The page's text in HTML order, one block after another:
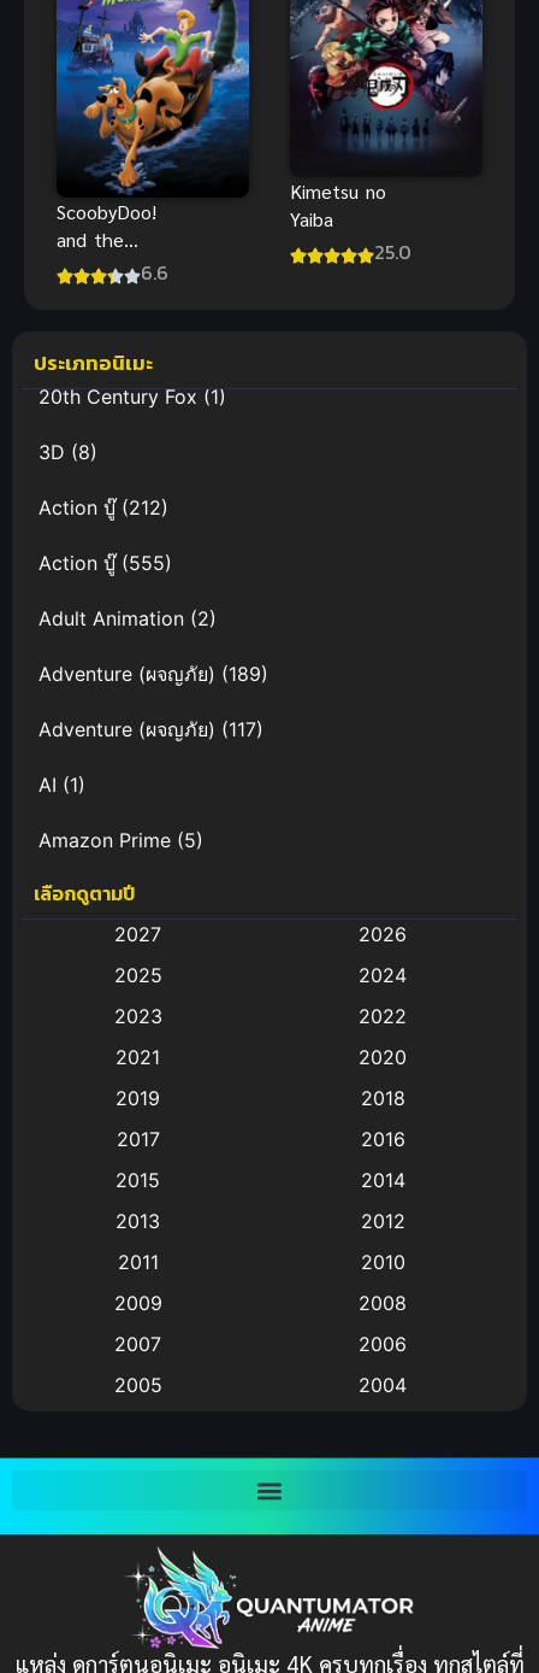
ScoobyDoo!
and the
Loch Ness
บาดาล พากย์
ไทย
6.6
Kimetsu no
Yaiba
25.0
ประเภทอนิเมะ
20th Century Fox(1)
3D (8)
Action บู๊(212)
Action บู๊(555)
Adult Animation (2)
Adventure (ผจญภัย) (189)
Adventure (ผจญภัย) (117)
AI (1)
Amazon Prime (5)
Anal (ประตูหลัง)
Animation การ์ตูน
Animation อนิเมะ
Animation แอนิเมชั่น
(9)
Big tits (นมใหญ่)
Bitch (ผู้หญิงร่าน)
Bondage (ทาส)(1)
(1)
เลือกดูตามปี
2027
2026
2025
2024
2023
2022
2021
2020
2019
2018
2017
2016
2015
2014
2013
2012
2011
2010
2009
2008
2007
2006
2005
2004
1997
1993
1991
แหล่ง ดูการ์ตูนอนิเมะ อนิเมะ 4K ครบทุกเรื่อง ทุกสไตล์ที่